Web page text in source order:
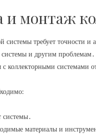
и монтаж
системы требует точности
и другим
коллекторными системами
системы․
материалы и